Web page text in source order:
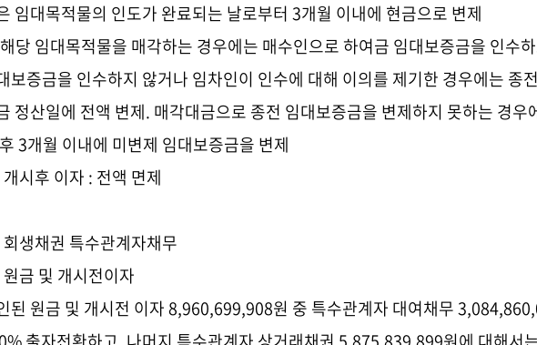
임대목적물의 인도가 완료되는 날로부터 3개월 이내에 현금으로 변제
당 임대목적물을 매각하는 경우에는 매수인으로 하여금 임대보증금을 인수
보증금을 인수하지 않거나 임차인이 인수에 대해 이의를 제기한 경우에는 종
정산일에 전액 변제. 매각대금으로 종전 임대보증금을 변제하지 못하는 경우
3개월 이내에 미변제 임대보증금을 변제
시후 이자 : 전액 면제
회생채권 특수관계자채무
금 및 개시전이자
된 원금 및 개시전 이자 8,960,699,908원 중 특수관계자 대여채무